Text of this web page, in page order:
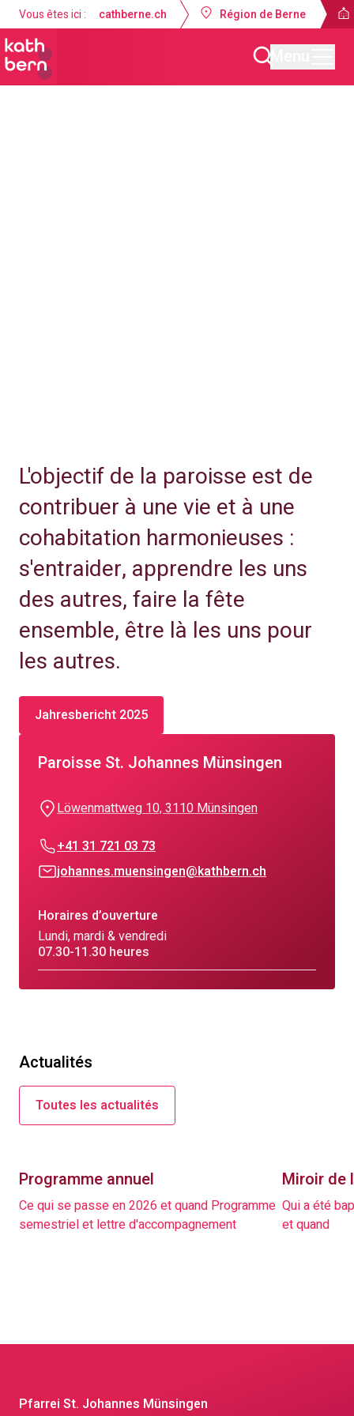
Vous êtes ici : cathberne.ch Région de Berne
L'objectif de la paroisse est de
contribuer à une vie et à une
cohabitation harmonieuses :
s'entraider, apprendre les uns
des autres, faire la fête
ensemble, être là les uns pour
les autres.
Jahresbericht 2025
Paroisse St. Johannes Münsingen
Löwenmattweg 10, 3110 Münsingen
+41 31 721 03 73
johannes.muensingen@kathbern.ch
Horaires d’ouverture
Lundi, mardi & vendredi
07.30-11.30 heures
Actualités
Toutes les actualités
Programme annuel
Ce qui se passe en 2026 et quand Programme
semestriel et lettre d'accompagnement
Miroir de
Qui a été
et quand
Pfarrei St. Johannes Münsingen